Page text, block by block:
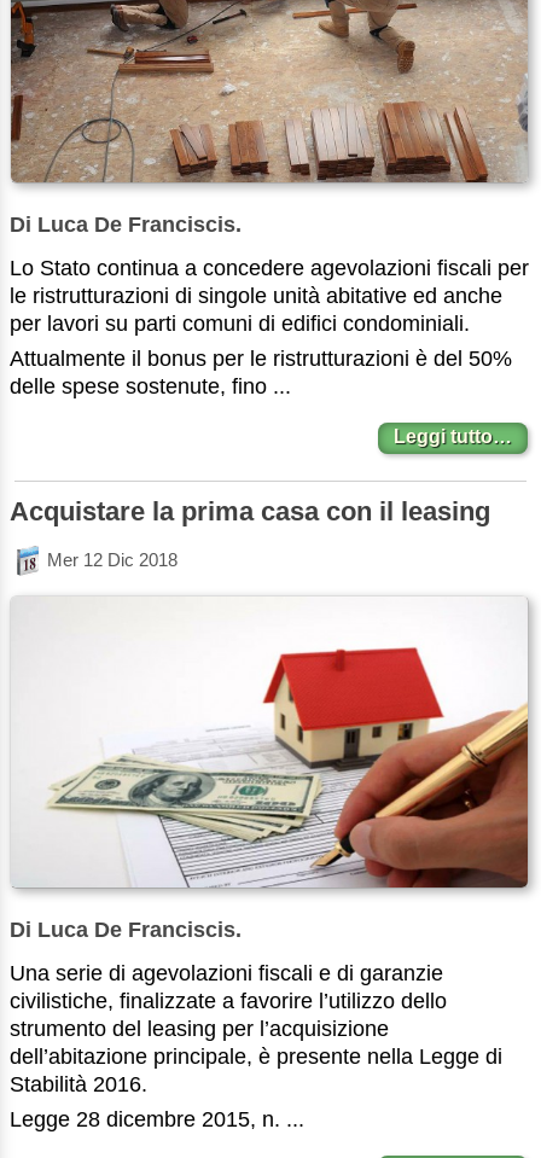
Di Luca De Franciscis.
Lo Stato continua a concedere agevolazioni fiscali per
le ristrutturazioni di singole unità abitative ed anche
per lavori su parti comuni di edifici condominiali.
Attualmente il bonus per le ristrutturazioni è del 50%
delle spese sostenute, fino ...
Leggi tutto…
Acquistare la prima casa con il leasing
Mer 12 Dic 2018
Di Luca De Franciscis.
Una serie di agevolazioni fiscali e di garanzie
civilistiche, finalizzate a favorire l’utilizzo dello
strumento del leasing per l’acquisizione
dell’abitazione principale, è presente nella Legge di
Stabilità 2016.
Legge 28 dicembre 2015, n. ...